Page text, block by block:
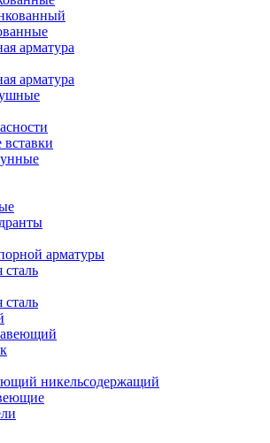
арматура
арматура
арматуры
никельсодержащий